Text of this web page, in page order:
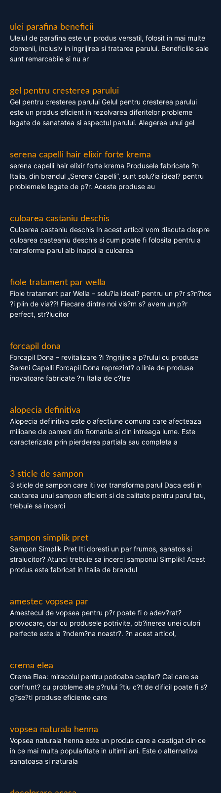
ulei parafina beneficii
Uleiul de parafina este un produs versatil, folosit in mai multe
domenii, inclusiv in ingrijirea si tratarea parului. Beneficiile sale
sunt remarcabile si nu ar
gel pentru cresterea parului
Gel pentru cresterea parului Gelul pentru cresterea parului
este un produs eficient in rezolvarea diferitelor probleme
legate de sanatatea si aspectul parului. Alegerea unui gel
serena capelli hair elixir forte krema
serena capelli hair elixir forte krema Produsele fabricate ?n
Italia, din brandul „Serena Capelli”, sunt solu?ia ideal? pentru
problemele legate de p?r. Aceste produse au
culoarea castaniu deschis
Culoarea castaniu deschis In acest articol vom discuta despre
culoarea casteaniu deschis si cum poate fi folosita pentru a
transforma parul alb inapoi la culoarea
fiole tratament par wella
Fiole tratament par Wella – solu?ia ideal? pentru un p?r s?n?tos
?i plin de via??! Fiecare dintre noi vis?m s? avem un p?r
perfect, str?lucitor
forcapil dona
Forcapil Dona – revitalizare ?i ?ngrijire a p?rului cu produse
Sereni Capelli Forcapil Dona reprezint? o linie de produse
inovatoare fabricate ?n Italia de c?tre
alopecia definitiva
Alopecia definitiva este o afectiune comuna care afecteaza
milioane de oameni din Romania si din intreaga lume. Este
caracterizata prin pierderea partiala sau completa a
3 sticle de sampon
3 sticle de sampon care iti vor transforma parul Daca esti in
cautarea unui sampon eficient si de calitate pentru parul tau,
trebuie sa incerci
sampon simplik pret
Sampon Simplik Pret Iti doresti un par frumos, sanatos si
stralucitor? Atunci trebuie sa incerci samponul Simplik! Acest
produs este fabricat in Italia de brandul
amestec vopsea par
Amestecul de vopsea pentru p?r poate fi o adev?rat?
provocare, dar cu produsele potrivite, ob?inerea unei culori
perfecte este la ?ndem?na noastr?. ?n acest articol,
crema elea
Crema Elea: miracolul pentru podoaba capilar? Cei care se
confrunt? cu probleme ale p?rului ?tiu c?t de dificil poate fi s?
g?se?ti produse eficiente care
vopsea naturala henna
Vopsea naturala henna este un produs care a castigat din ce
in ce mai multa popularitate in ultimii ani. Este o alternativa
sanatoasa si naturala